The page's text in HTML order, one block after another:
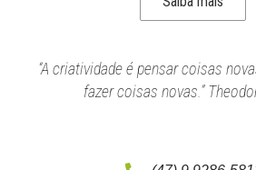
“A criatividade é pensar coisas
fazer coisas novas.”